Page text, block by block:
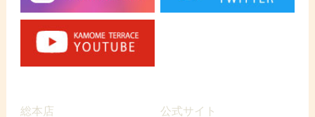
総本店 公式サイト